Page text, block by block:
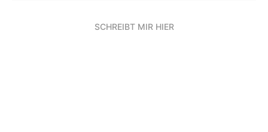
SCHREIBT MIR HIER